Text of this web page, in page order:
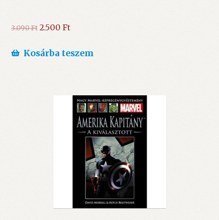
3.090Ft Original
was:
2.500 FtCurrent
is:
Kosárba teszem